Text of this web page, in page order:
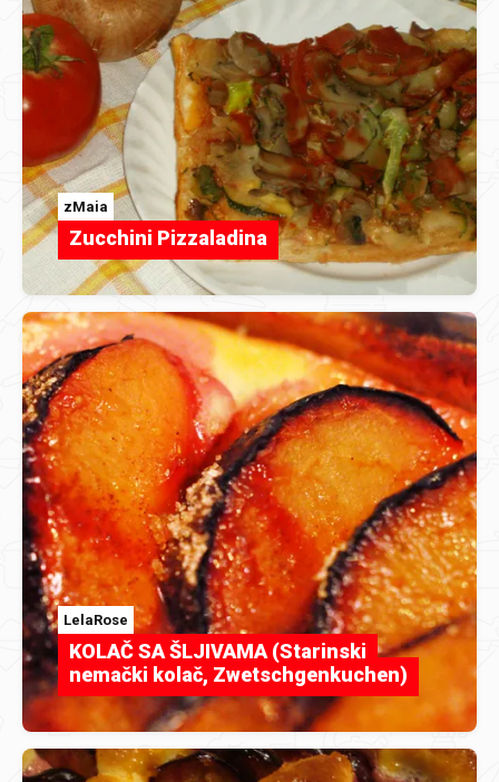
zMaia
Zucchini Pizzaladina
LelaRose
KOLAČ SA ŠLJIVAMA (Starinski
nemački kolač, Zwetschgenkuchen)